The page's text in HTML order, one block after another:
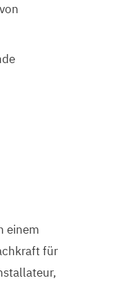
einem
für